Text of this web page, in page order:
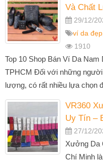
Và Chất
29/12/
ví da đẹp
1910
Top 10 Shop Bán Ví Da
TPHCM Đối với những
lượng, có rất nhiều lựa chọn
VR360
Uy Tín –
27/12/
Xưởng Da
Chí Minh